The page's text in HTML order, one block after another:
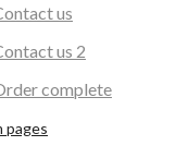
us
us 2
complete
pages